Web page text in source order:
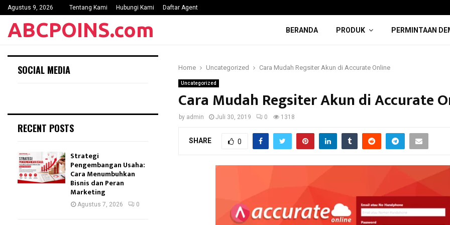
Agustus 9, 2026 Tentang Kami Hubungi Kami Daftar Agent
ABCPOINS.com BERANDA PRODUK PERMINTAAN
Home Uncategorized Cara Mudah Regsiter Akun di Accurate Online
Uncategorized
Cara Mudah Regsiter Akun di Accurate
by admin Juli 30, 2019 0 1318
SHARE 0
SOCIAL MEDIA
RECENT POSTS
Strategi
Pengembangan Usaha:
Cara Menumbuhkan
Bisnis dan Peran
Marketing
Agustus 7, 2026 0